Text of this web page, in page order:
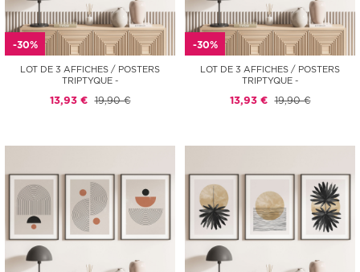
-30%
LOT DE 3 AFFICHES / POSTERS
TRIPTYQUE -
13,93 € 19,90 €
-30%
LOT DE 3 AFFICHES / POSTERS
TRIPTYQUE -
13,93 € 19,90 €